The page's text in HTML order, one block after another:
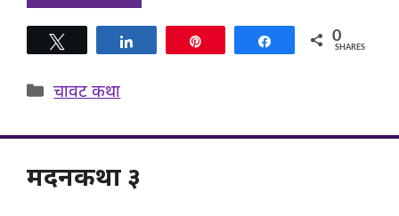
Share 0
SHARES
Categories
चावट कथा
मदनकथा ३